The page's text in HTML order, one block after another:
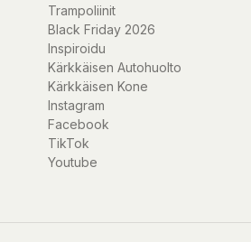
Trampoliinit
Black Friday 2026
Inspiroidu
Kärkkäisen Autohuolto
Kärkkäisen Kone
Instagram
Facebook
TikTok
Youtube